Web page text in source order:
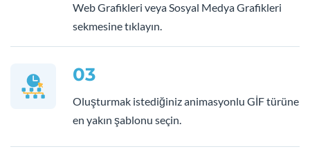
Web Grafikleri veya Sosyal Medya Grafikleri
sekmesine tıklayın.
03
Oluşturmak istediğiniz animasyonlu GİF türüne
en yakın şablonu seçin.